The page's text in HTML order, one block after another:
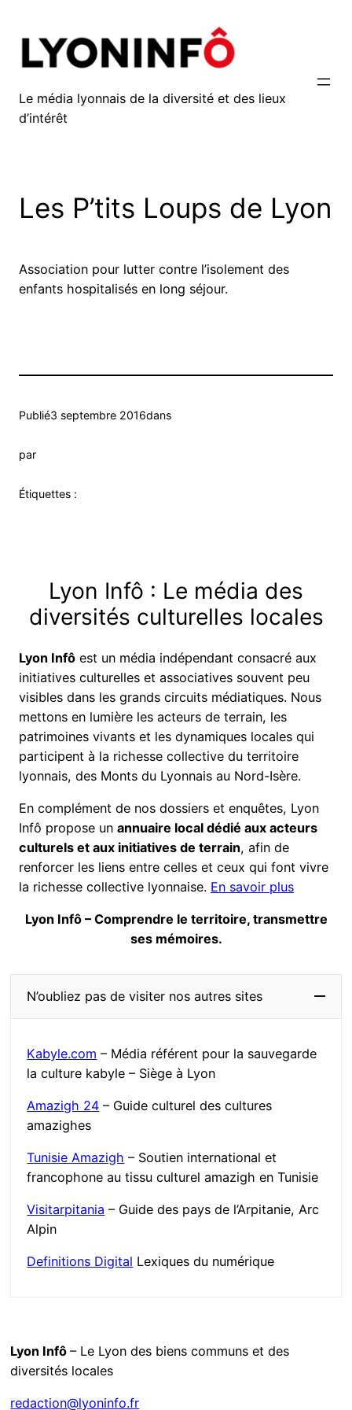
contenu
Le média lyonnais de la diversité et des lieux
d’intérêt
Les P’tits Loups de Lyon
Association pour lutter contre l’isolement des
enfants hospitalisés en long séjour.
Publié3 septembre 2016dans
par
Étiquettes :
Lyon Infô : Le média des
diversités culturelles locales
Lyon Infô est un média indépendant consacré aux
initiatives culturelles et associatives souvent peu
visibles dans les grands circuits médiatiques. Nous
mettons en lumière les acteurs de terrain, les
patrimoines vivants et les dynamiques locales qui
participent à la richesse collective du territoire
lyonnais, des Monts du Lyonnais au Nord-Isère.
En complément de nos dossiers et enquêtes, Lyon
Infô propose un annuaire local dédié aux acteurs
culturels et aux initiatives de terrain, afin de
renforcer les liens entre celles et ceux qui font vivre
la richesse collective lyonnaise. En savoir plus
Lyon Infô – Comprendre le territoire, transmettre
ses mémoires.
N’oubliez pas de visiter nos autres sites
Kabyle.com – Média référent pour la sauvegarde
la culture kabyle – Siège à Lyon
Amazigh 24 – Guide culturel des cultures
amazighes
Tunisie Amazigh – Soutien international et
francophone au tissu culturel amazigh en Tunisie
Visitarpitania – Guide des pays de l’Arpitanie, Arc
Alpin
Definitions Digital Lexiques du numérique
Lyon Infô– Le Lyon des biens communs et des
diversités locales
redaction@lyoninfo.fr